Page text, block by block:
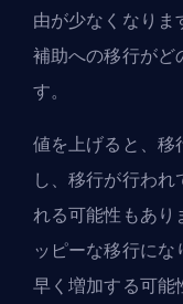
由が少なくなりま
補助への移行がど
す。
値を上げると、移
し、移行が行わ
れる可能性もあり
ッピーな移行にな
早く増加する可能